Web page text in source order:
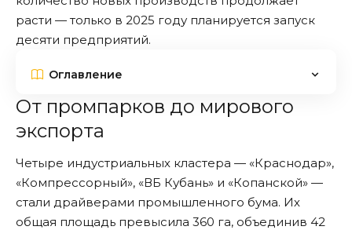
расти — только в 2025 году планируется запуск
десяти предприятий.
Оглавление
От промпарков до мирового
экспорта
Четыре индустриальных кластера — «Краснодар»,
«Компрессорный», «ВБ Кубань» и «Копанской» —
стали драйверами промышленного бума. Их
общая площадь превысила 360 га, объединив 42